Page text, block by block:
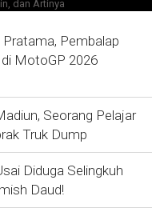
Pembalap
MotoGP 2026
Seorang Pelajar
Truk Dump
Diduga Selingkuh
Daud!